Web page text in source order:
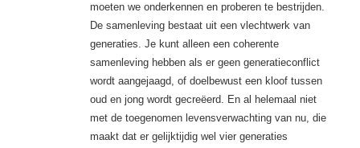
moeten we onderkennen en proberen te bestrijden.
De samenleving bestaat uit een vlechtwerk van
generaties. Je kunt alleen een coherente
samenleving hebben als er geen generatieconflict
wordt aangejaagd, of doelbewust een kloof tussen
oud en jong wordt gecreëerd. En al helemaal niet
met de toegenomen levensverwachting van nu, die
maakt dat er gelijktijdig wel vier generaties